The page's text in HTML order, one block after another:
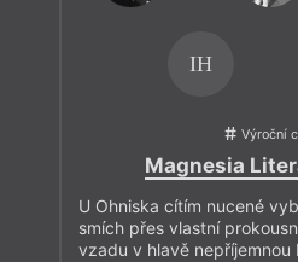
IH
Výroční
Magnesia
U Ohniska cítím nucené
smích přes vlastní
vzadu v hlavě nepříjemnou